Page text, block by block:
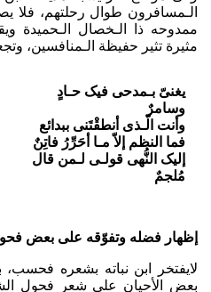
الـمسافرون طوال رحلتهم، فلا
ممدوحه ذا الـخصال الـحمیدة
مثیرة تثیر حفیظة الـمنافسین،
یغنیّ بـمدحی فیک حـادٍ
وسامرٌ
وأنت الّـذی أنطقْتَنی ببدائع
فما النظم إلاّ مـا أحَرِّرُ فاتِنٌ
إلیک النُّهى قولـی لـمن قال
مُلجمٌ
إظهار فضله وتفوّقه علی بعض
لایفتخر ابن نباته بشعره
بعض الأحیان علی شعر فحول